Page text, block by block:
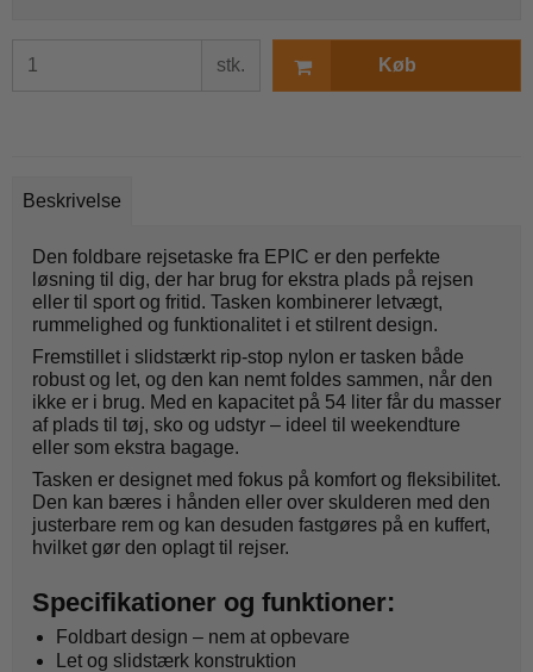
stk. Køb
Beskrivelse
Den foldbare rejsetaske fra EPIC er den perfekte
løsning til dig, der har brug for ekstra plads på rejsen
eller til sport og fritid. Tasken kombinerer letvægt,
rummelighed og funktionalitet i et stilrent design.
Fremstillet i slidstærkt rip-stop nylon er tasken både
robust og let, og den kan nemt foldes sammen, når den
ikke er i brug. Med en kapacitet på 54 liter får du masser
af plads til tøj, sko og udstyr – ideel til weekendture
eller som ekstra bagage.
Tasken er designet med fokus på komfort og fleksibilitet.
Den kan bæres i hånden eller over skulderen med den
justerbare rem og kan desuden fastgøres på en kuffert,
hvilket gør den oplagt til rejser.
Specifikationer og funktioner:
Foldbart design – nem at opbevare
Let og slidstærk konstruktion